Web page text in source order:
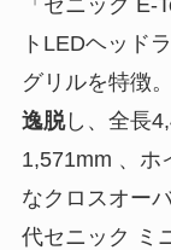
トLEDヘッド
グリルを特徴。
逸脱し、全長
1,571mm 、ホ
なクロスオー
代セニック ミ